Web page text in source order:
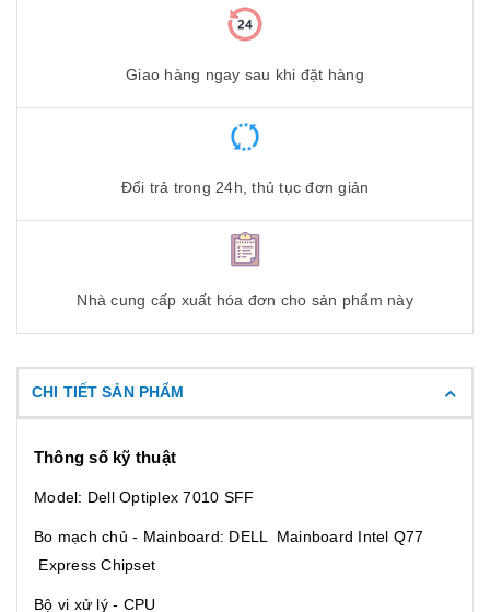
Giao hàng ngay sau khi đặt hàng
Đổi trả trong 24h, thủ tục đơn giản
Nhà cung cấp xuất hóa đơn cho sản phẩm này
CHI TIẾT SẢN PHẨM
Thông số kỹ thuật
Model: Dell Optiplex 7010 SFF
Bo mạch chủ - Mainboard: DELL Mainboard Intel Q77
Express Chipset
Bộ vi xử lý - CPU